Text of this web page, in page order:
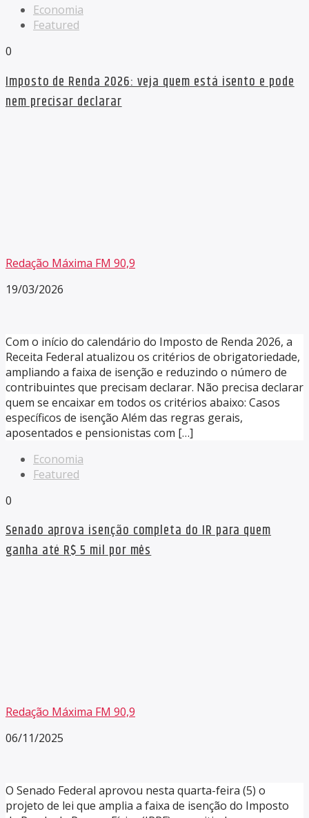
Economia
Featured
0
Imposto de Renda 2026: veja quem está isento e pode
nem precisar declarar
Redação Máxima FM 90,9
19/03/2026
Com o início do calendário do Imposto de Renda 2026, a
Receita Federal atualizou os critérios de obrigatoriedade,
ampliando a faixa de isenção e reduzindo o número de
contribuintes que precisam declarar. Não precisa declarar
quem se encaixar em todos os critérios abaixo: Casos
específicos de isenção Além das regras gerais,
aposentados e pensionistas com […]
Economia
Featured
0
Senado aprova isenção completa do IR para quem
ganha até R$ 5 mil por mês
Redação Máxima FM 90,9
06/11/2025
O Senado Federal aprovou nesta quarta-feira (5) o
projeto de lei que amplia a faixa de isenção do Imposto